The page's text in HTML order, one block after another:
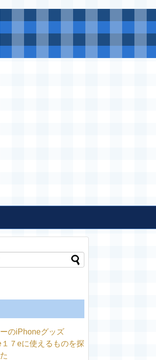
ーのiPhoneグッズ
７eに使えるものを探